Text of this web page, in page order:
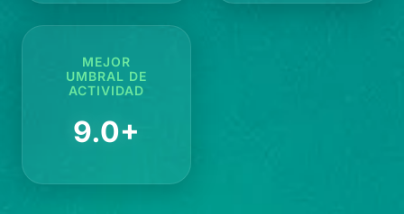
MEJOR
UMBRAL DE
ACTIVIDAD
9.0+